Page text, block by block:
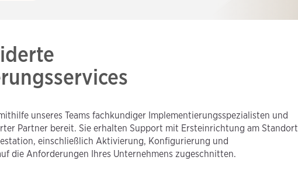
unseres Teams fachkundiger Implementierungsspezialisten und
Partner bereit. Sie erhalten Support mit Ersteinrichtung am Standort
einschließlich Aktivierung, Konfigurierung und
die Anforderungen Ihres Unternehmens zugeschnitten.